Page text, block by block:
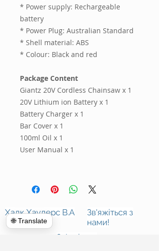
* Power supply: Rechargeable
battery
* Power Plug: Australian Standard
* Shell material: ABS
* Colour: Black and red
Package Content
Giantz 20V Cordless Chainsaw x 1
20V Lithium ion Battery x 1
Battery Charger x 1
Bar Cover x 1
100ml Oil x 1
User Manual x 1
Халк Хаулерс В.А
Зв'яжіться з
нами!
Зв'яжіться
🌐 Translate